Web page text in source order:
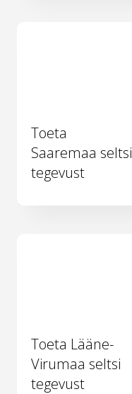
Toeta
Saaremaa seltsi
tegevust
Toeta Lääne-
Virumaa seltsi
tegevust